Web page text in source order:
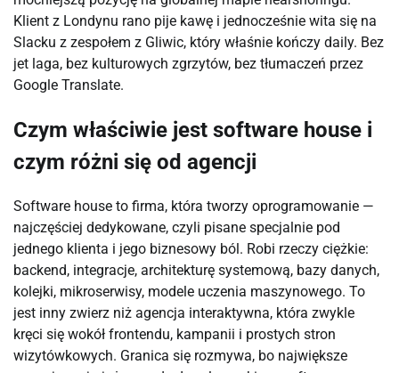
Klient z Londynu rano pije kawę i jednocześnie wita się na
Slacku z zespołem z Gliwic, który właśnie kończy daily. Bez
jet laga, bez kulturowych zgrzytów, bez tłumaczeń przez
Google Translate.
Czym właściwie jest software house i
czym różni się od agencji
Software house to firma, która tworzy oprogramowanie —
najczęściej dedykowane, czyli pisane specjalnie pod
jednego klienta i jego biznesowy ból. Robi rzeczy ciężkie:
backend, integracje, architekturę systemową, bazy danych,
kolejki, mikroserwisy, modele uczenia maszynowego. To
jest inny zwierz niż agencja interaktywna, która zwykle
kręci się wokół frontendu, kampanii i prostych stron
wizytówkowych. Granica się rozmywa, bo największe